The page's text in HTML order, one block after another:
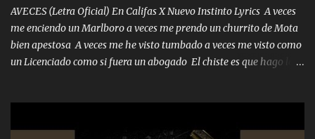
AVECES (Letra Oficial) En Califas X Nuevo Instinto Lyrics A veces
me enciendo un Marlboro a veces me prendo un churrito de Mota
bien apestosa A veces me he visto tumbado a veces me visto como
un Licenciado como si fuera un abogado El chiste es que hago lo
corriente no quieren verte subir de level trucha mis plebes Música